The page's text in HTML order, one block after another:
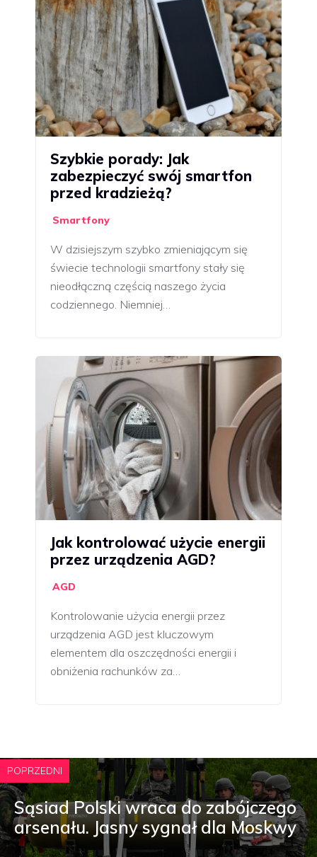
Szybkie porady: Jak
zabezpieczyć swój smartfon
przed kradzieżą?
Smartfony
W dzisiejszym szybko zmieniającym się
świecie technologii smartfony stały się
nieodłączną częścią naszego życia
codziennego. Niemniej…
Jak kontrolować użycie energii
przez urządzenia AGD?
AGD
Kontrolowanie użycia energii przez
urządzenia AGD jest kluczowym
elementem dla oszczędności energii i
obniżenia rachunków za…
POPRZEDNI
Sąsiad Polski wraca do zabójczego
arsenału. Jasny sygnał dla Moskwy